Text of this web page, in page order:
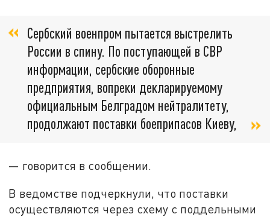
Сербский военпром пытается выстрелить
России в спину. По поступающей в СВР
информации, сербские оборонные
предприятия, вопреки декларируемому
официальным Белградом нейтралитету,
продолжают поставки боеприпасов Киеву,
— говорится в сообщении.
В ведомстве подчеркнули, что поставки
осуществляются через схему с поддельными